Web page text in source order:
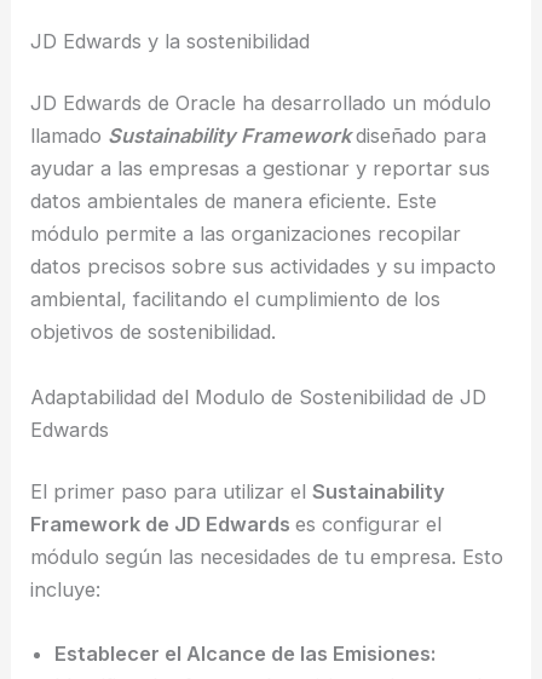
JD Edwards y la sostenibilidad
JD Edwards de Oracle ha desarrollado un módulo
llamado Sustainability Frameworkdiseñado para
ayudar a las empresas a gestionar y reportar sus
datos ambientales de manera eficiente. Este
módulo permite a las organizaciones recopilar
datos precisos sobre sus actividades y su impacto
ambiental, facilitando el cumplimiento de los
objetivos de sostenibilidad.
Adaptabilidad del Modulo de Sostenibilidad de JD
Edwards
El primer paso para utilizar elSustainability
Framework de JD Edwardses configurar el
módulo según las necesidades de tu empresa. Esto
incluye:
Establecer el Alcance de las Emisiones: